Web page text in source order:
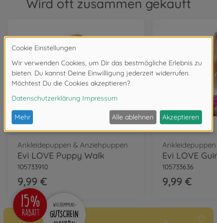
Wird oft zusammen gekauft
Ankleidepuppen & Anziehpuppen
Evi LOVE Puppy Walk
105733910
9,99 €
Evi LOVE
105733636
9,99 €